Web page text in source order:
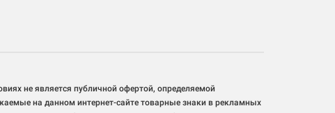
не является публичной офертой, определяемой
на данном интернет-сайте товарные знаки в рекламных